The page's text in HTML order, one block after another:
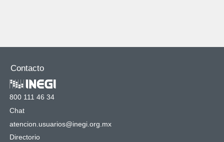
Contacto
800 111 46 34
Chat
atencion.usuarios@inegi.org.mx
Directorio